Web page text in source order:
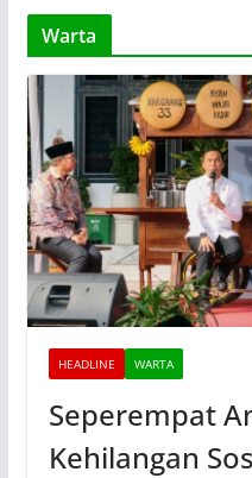
Warta
HEADLINE WARTA
Seperempat
Kehilangan